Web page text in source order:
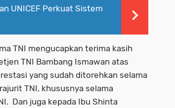
UNICEF Perkuat Sistem
TNI mengucapkan terima kasih
TNI Bambang Ismawan atas
yang sudah ditorehkan selama
TNI, khususnya selama
Dan juga kepada Ibu Shinta